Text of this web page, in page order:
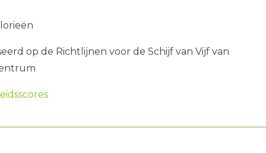
op de Richtlijnen voor de Schijf van Vijf van